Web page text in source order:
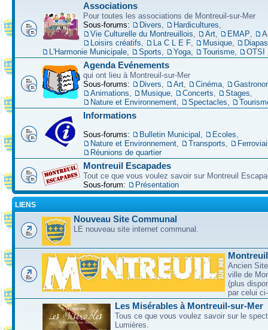
Associations
Pour toutes les associations de Montreuil-sur-Mer
Sous-forums:
Divers, Hardicultures,
Vie Culturelle du Montreuillois, Art, EMAP,
Loisirs créatifs, La C L E F, Musique,
L'Harmonie Municipale, Sports, Yoga, Tourisme, OTSI
Agenda Evénements
qui ont lieu à Montreuil-sur-Mer
Sous-forums:
Divers, Art, Cinéma,
Animations, Musique, Concerts, Stages,
Nature et Environnement, Spectacles,
Informations
Sous-forums: Bulletin Municipal , Ecoles,
Nature et Environnement, Transports,
Réunions de quartier
Montreuil Escapades
Tout ce que vous voulez savoir sur Montreuil
Sous-forum:
Présentation
LIENS
Nouveau Site Communal
LE nouveau site internet communal.
Ancien
ville de
(plus
par celui
Les Misérables à Montreuil-sur-Mer
Tous ce que vous voulez savoir sur le
Lumières.